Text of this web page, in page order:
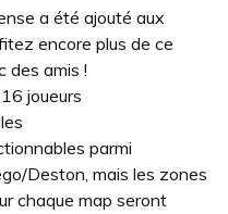
a été ajouté aux
encore plus de ce
des amis !
joueurs
parmi
Deston, mais les zones
chaque map seront